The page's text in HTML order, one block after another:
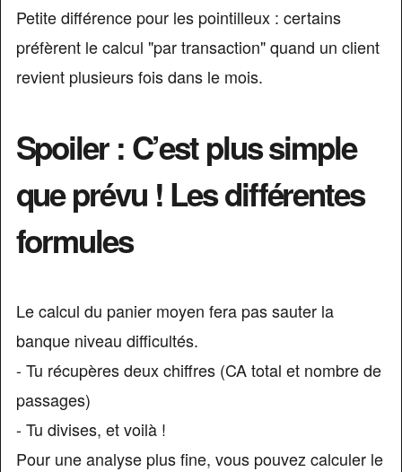
Petite différence pour les pointilleux : certains
préfèrent le calcul "par transaction" quand un client
revient plusieurs fois dans le mois.
Spoiler : C’est plus simple
que prévu ! Les différentes
formules
Le calcul du panier moyen fera pas sauter la
banque niveau difficultés.
- Tu récupères deux chiffres (CA total et nombre de
passages)
- Tu divises, et voilà !
Pour une analyse plus fine, vous pouvez calculer le